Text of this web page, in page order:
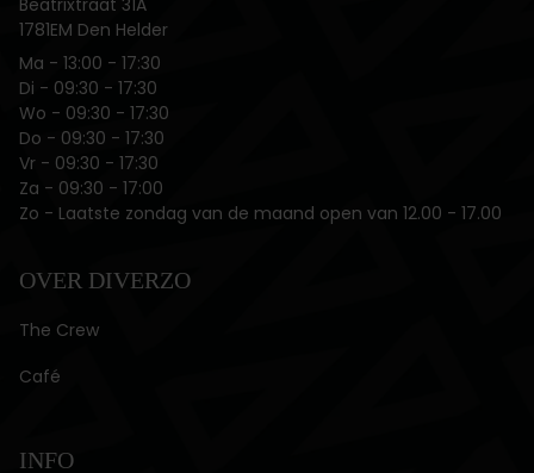
Beatrixtraat 31A
1781EM Den Helder
Ma ‌- 13:00 - 17:30
Di ‌- 09:30 - 17:30
Wo - 09:30 - 17:30
Do - 09:30 - 17:30
Vr ‌- 09:30 - 17:30
Za - 09:30 - 17:00
Zo - Laatste zondag van de maand open van 12.00 - 17.00
OVER DIVERZO
The Crew
Café
INFO